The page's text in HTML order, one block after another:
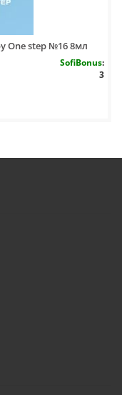
One step №16 8мл
SofiBonus:
3